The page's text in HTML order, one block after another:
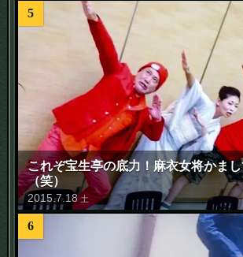
5
これぞ宝生亭の底力！麻衣女将かま
（笑）
2015.7. 18 土
6